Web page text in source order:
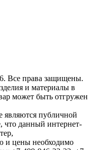
права защищены.
и материалы в
может быть отгружен
являются публичной
данный интернет-
и цены необходимо